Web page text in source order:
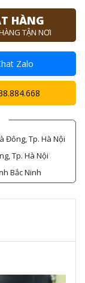
HÀNG
TẬN NƠI
Zalo
Đông, Tp. Hà Nội
Tp. Hà Nội
Bắc Ninh